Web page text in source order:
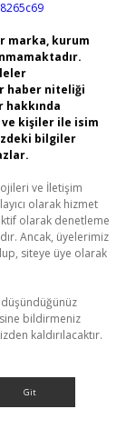
marka, kurum
haber niteliği
hakkında
ve kişiler ile isim
bilgiler
ve İletişim
olarak hizmet
olarak denetleme
Ancak, üyelerimiz
siteye üye olarak
bildirmeniz
kaldırılacaktır.